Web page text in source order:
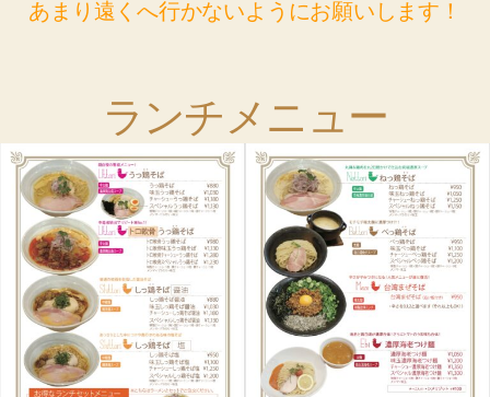
あまり遠くへ行かないようにお願いします！
ランチメニュー